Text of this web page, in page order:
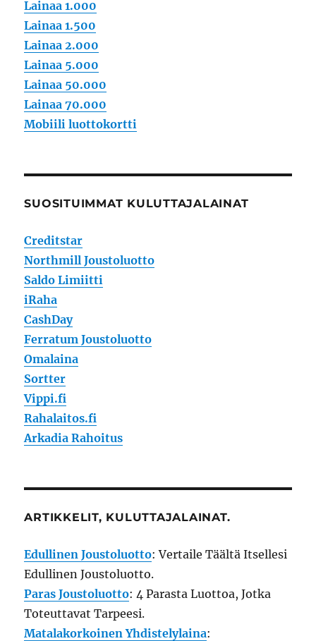
Lainaa 1.000
Lainaa 1.500
Lainaa 2.000
Lainaa 5.000
Lainaa 50.000
Lainaa 70.000
Mobiili luottokortti
SUOSITUIMMAT KULUTTAJALAINAT
Creditstar
Northmill Joustoluotto
Saldo Limiitti
iRaha
CashDay
Ferratum Joustoluotto
Omalaina
Sortter
Vippi.fi
Rahalaitos.fi
Arkadia Rahoitus
ARTIKKELIT, KULUTTAJALAINAT.
Edullinen Joustoluotto: Vertaile Täältä Itsellesi
Edullinen Joustoluotto.
Paras Joustoluotto: 4 Parasta Luottoa, Jotka
Toteuttavat Tarpeesi.
Matalakorkoinen Yhdistelylaina: